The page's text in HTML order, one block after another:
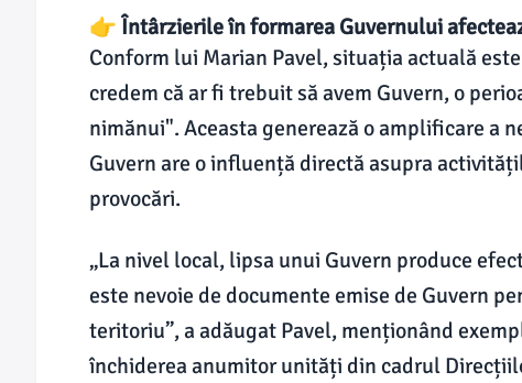
👉 Întârzierile în formarea Guvernului
Conform lui Marian Pavel, situația actuală
credem că ar fi trebuit să avem Guvern, o
nimănui". Aceasta generează o amplificare a
Guvern are o influență directă asupra
provocări.
„La nivel local, lipsa unui Guvern produce
este nevoie de documente emise de Guvern
teritoriu”, a adăugat Pavel, menționând
închiderea anumitor unități din cadrul